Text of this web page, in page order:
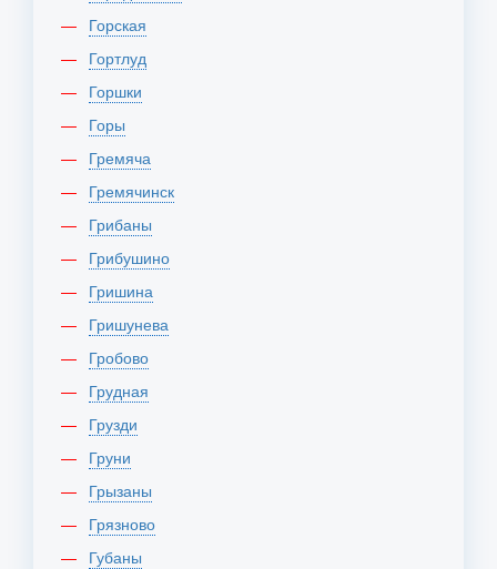
Горская
Гортлуд
Горшки
Горы
Гремяча
Гремячинск
Грибаны
Грибушино
Гришина
Гришунева
Гробово
Грудная
Грузди
Груни
Грызаны
Грязново
Губаны